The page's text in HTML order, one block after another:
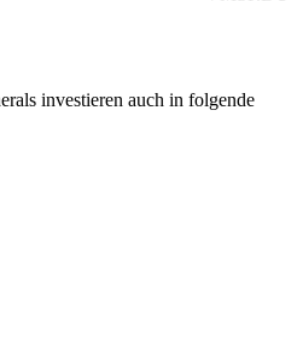
investieren auch in folgende